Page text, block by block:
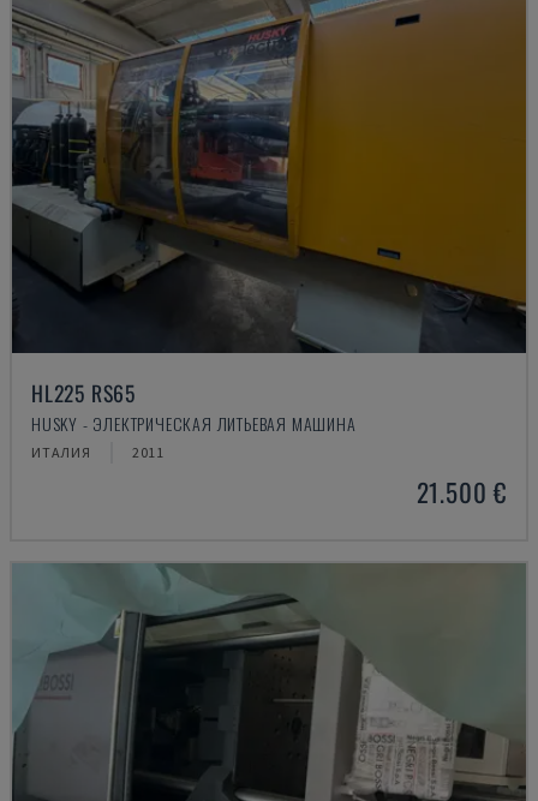
HL225 RS65
HUSKY - ЭЛЕКТРИЧЕСКАЯ ЛИТЬЕВАЯ МАШИНА
ИТАЛИЯ 2011
21.500 €